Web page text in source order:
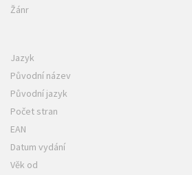
Žánr
Jazyk
Původní název
Původní jazyk
Počet stran
EAN
Datum vydání
Věk od